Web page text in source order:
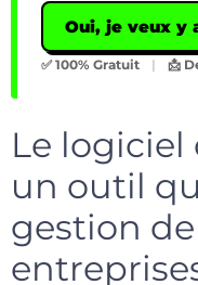
Oui, je veux y
✅ 100% Gratuit | 📩
Le logiciel
un outil
gestion